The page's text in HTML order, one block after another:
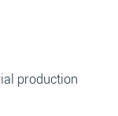
production